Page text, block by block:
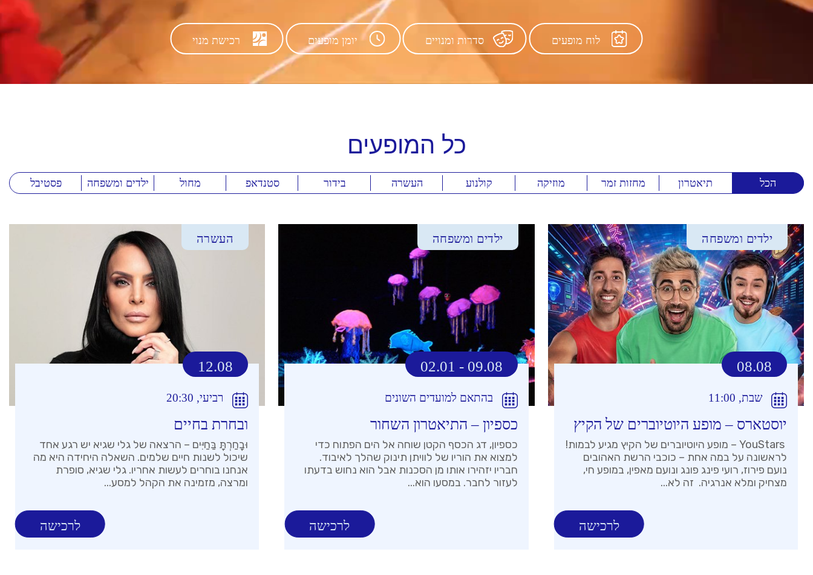
לוח מופעים סדרות ומנויים יומן מופעים רכישת מנוי
כל המופעים
הכל תיאטרון מחזות זמר מוזיקה קולנוע העשרה בידור סטנדאפ מחול ילדים ומשפחה פסטיבל
ילדים ומשפחה
08.08
שבת, 11:00
יוסטארס – מופע היוטיוברים של הקיץ
YouStars – מופע היוטיוברים של הקיץ מגיע לבמות!
לראשונה על במה אחת – כוכבי הרשת האהובים
נועם פירוז, רועי פינג פונג ונועם מאפין, במופע חי,
מצחיק ומלא אנרגיה. זה לא...
לרכישה
ילדים ומשפחה
02.01 - 09.08
בהתאם למועדים השונים
כספיון – התיאטרון השחור
כספיון, דג הכסף הקטן שוחה אל הים הפתוח כדי
למצוא את הוריו של לוויתן תינוק שהלך לאיבוד.
חבריו יזהירו אותו מן הסכנות אבל הוא נחוש בדעתו
לעזור לחבר. במסעו הוא...
לרכישה
העשרה
12.08
רביעי, 20:30
ובחרת בחיים
וּבָחַרְתָּ בַּחַיִּים – הרצאה של גלי שגיא יש רגע אחד
שיכול לשנות חיים שלמים. השאלה היחידה היא מה
אנחנו בוחרים לעשות אחריו. גלי שגיא, סופרת
ומרצה, מזמינה את הקהל למסע...
לרכישה